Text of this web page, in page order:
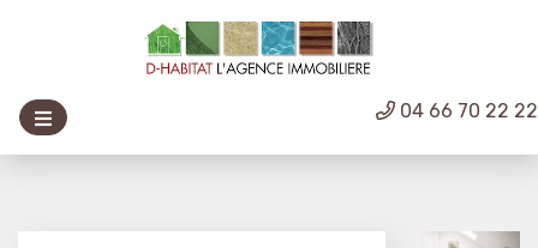
04 66 70 22 22